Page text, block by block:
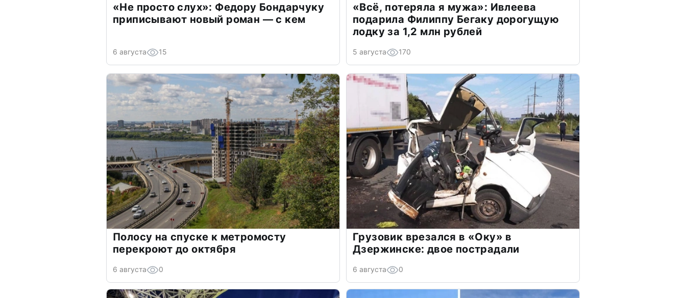
«Не просто слух»: Федору Бондарчуку
приписывают новый роман — с кем
6 августа 15
«Всё, потеряла я мужа»: Ивлеева
подарила Филиппу Бегаку дорогущую
лодку за 1,2 млн рублей
5 августа 170
Полосу на спуске к метромосту
перекроют до октября
6 августа 0
Грузовик врезался в «Оку» в
Дзержинске: двое пострадали
6 августа 0